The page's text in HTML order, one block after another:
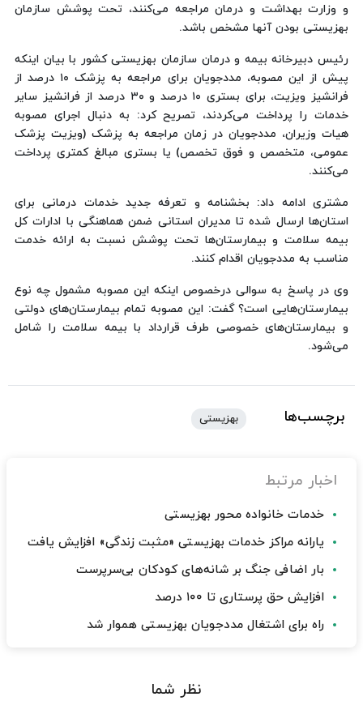
و وزارت بهداشت و درمان مراجعه می‌کنند، تحت پوشش سازمان
بهزیستی بودن آنها مشخص باشد.
رئیس دبیرخانه بیمه و درمان سازمان بهزیستی کشور با بیان اینکه
پیش از این مصوبه، مددجویان برای مراجعه به پزشک ۱۰ درصد از
فرانشیز ویزیت، برای بستری ۱۰ درصد و ۳۰ درصد از فرانشیز سایر
خدمات را پرداخت می‌کردند، تصریح کرد: به دنبال اجرای مصوبه
هیات وزیران، مددجویان در زمان مراجعه به پزشک (ویزیت پزشک
عمومی، متخصص و فوق تخصص) یا بستری مبالغ کمتری پرداخت
می‌کنند.
مشتری ادامه داد: بخشنامه و تعرفه جدید خدمات درمانی برای
استان‌ها ارسال شده تا مدیران استانی ضمن هماهنگی با ادارات کل
بیمه سلامت و بیمارستان‌ها تحت پوشش نسبت به ارائه خدمت
مناسب به مددجویان اقدام کنند.
وی در پاسخ به سوالی درخصوص اینکه این مصوبه مشمول چه نوع
بیمارستان‌هایی است؟ گفت: این مصوبه تمام بیمارستان‌های دولتی
و بیمارستان‌های خصوصی طرف قرارداد با بیمه سلامت را شامل
می‌شود.
برچسب‌ها بهزیستی
اخبار مرتبط
خدمات خانواده محور بهزیستی
یارانه مراکز خدمات بهزیستی «مثبت زندگی» افزایش یافت
بار اضافی جنگ بر شانه‌های کودکان بی‌سرپرست
افزایش حق پرستاری تا ۱۰۰ درصد
راه برای اشتغال مددجویان بهزیستی هموار شد
نظر شما